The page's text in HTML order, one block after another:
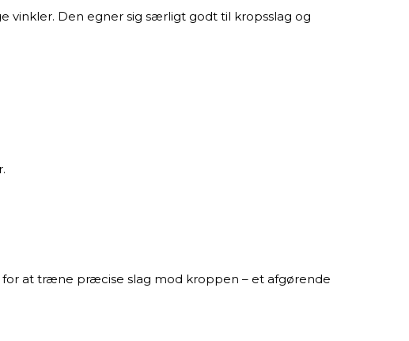
vinkler. Den egner sig særligt godt til kropsslag og
at træne præcise slag mod kroppen – et afgørende